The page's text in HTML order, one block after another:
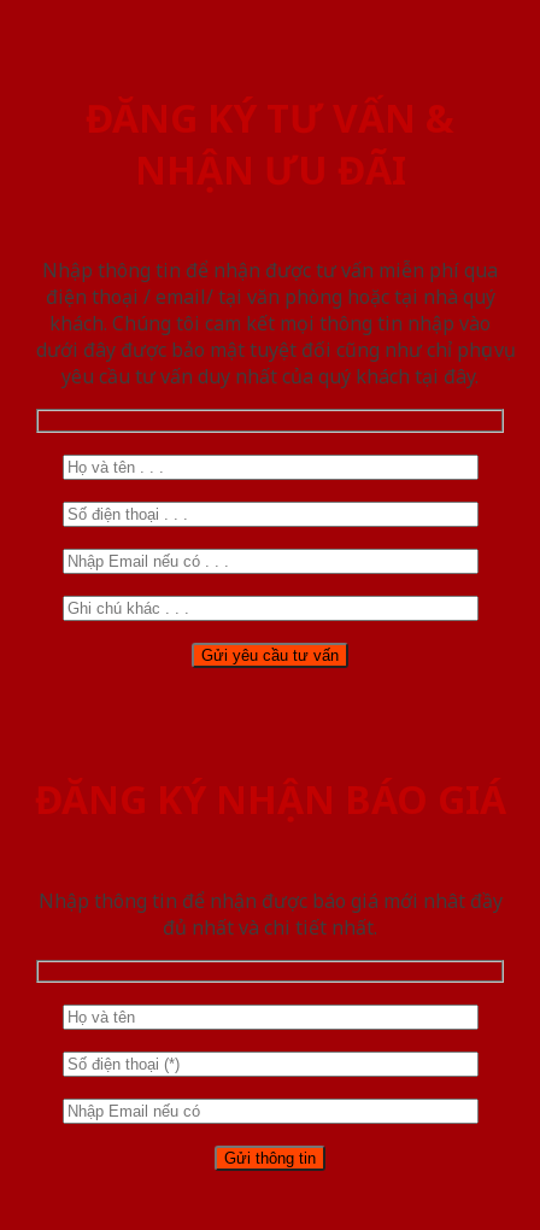
ĐĂNG KÝ TƯ VẤN &
NHẬN ƯU ĐÃI
Nhập thông tin để nhận được tư vấn miễn phí qua
điện thoại / email/ tại văn phòng hoặc tại nhà quý
khách. Chúng tôi cam kết mọi thông tin nhập vào
dưới đây được bảo mật tuyệt đối cũng như chỉ phục vụ
yêu cầu tư vấn duy nhất của quý khách tại đây.
ĐĂNG KÝ NHẬN BÁO GIÁ
Nhập thông tin để nhận được báo giá mới nhât đầy
đủ nhất và chi tiết nhất.